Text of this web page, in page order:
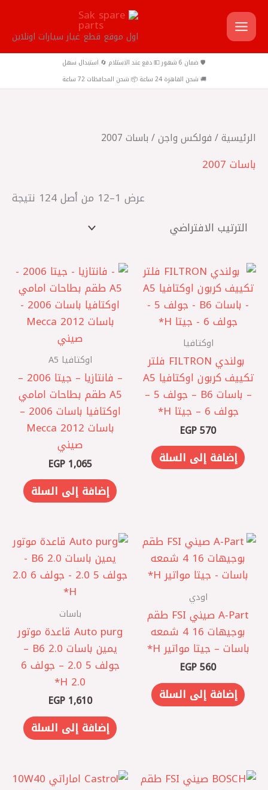
تخطي
إلى
المحتوى
اول موقع قطع غيار سيارات اونلاين
🛡️ ضمان 6 شهور 💵 دفع عند الاستلام 🔄 استبدال سهل
🚚 شحن القاهرة 24 ساعة 📦 شحن المحافظات 72 ساعة
الرئيسية/ فولكس واجن/ باسات 2007
باسات 2007
عرض 1–12 من أصل 124 نتيجة
اوكتافيا
‏ بولندي FILTRON فلتر
تكييف كربون اوكتافيا A5
– باسات B6 – جولف 5 –
جولف 6 – جيتا ‏H*
EGP570
إضافة إلى السلة
اوكتافيا A5
– فانتازيا – جيتا 2006 –
A5 طقم بطاحات امامي
اوكتافيا باسات 2006 –
باسات 2012 Mecca
صيني
EGP1,065
إضافة إلى السلة
اودي
A-Part صيني FSI طقم
بوجيهات 16 4 شمعه
باسات – جيتا مواتير H*
EGP560
إضافة إلى السلة
باسات
Auto purg قاعدة موتور
يمين باسات B6 2.0 –
جولف 5 2.0 – جولف 6
2.0 H*
EGP1,610
إضافة إلى السلة